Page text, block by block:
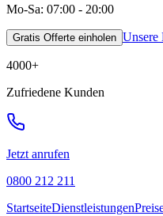
Mo-Sa: 07:00 - 20:00
Gratis Offerte einholen Unsere
4000+
Zufriedene Kunden
Jetzt anrufen
0800 212 211
StartseiteDienstleistungen